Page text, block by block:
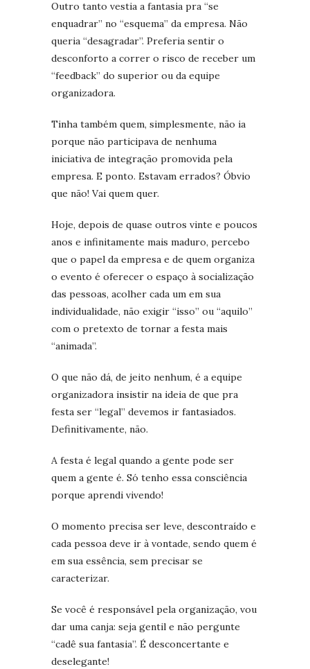
Outro tanto vestia a fantasia pra “se
enquadrar” no “esquema” da empresa. Não
queria “desagradar”. Preferia sentir o
desconforto a correr o risco de receber um
“feedback” do superior ou da equipe
organizadora.
Tinha também quem, simplesmente, não ia
porque não participava de nenhuma
iniciativa de integração promovida pela
empresa. E ponto. Estavam errados? Óbvio
que não! Vai quem quer.
Hoje, depois de quase outros vinte e poucos
anos e infinitamente mais maduro, percebo
que o papel da empresa e de quem organiza
o evento é oferecer o espaço à socialização
das pessoas, acolher cada um em sua
individualidade, não exigir “isso” ou “aquilo”
com o pretexto de tornar a festa mais
“animada”.
O que não dá, de jeito nenhum, é a equipe
organizadora insistir na ideia de que pra
festa ser “legal” devemos ir fantasiados.
Definitivamente, não.
A festa é legal quando a gente pode ser
quem a gente é. Só tenho essa consciência
porque aprendi vivendo!
O momento precisa ser leve, descontraído e
cada pessoa deve ir à vontade, sendo quem é
em sua essência, sem precisar se
caracterizar.
Se você é responsável pela organização, vou
dar uma canja: seja gentil e não pergunte
“cadê sua fantasia”. É desconcertante e
deselegante!